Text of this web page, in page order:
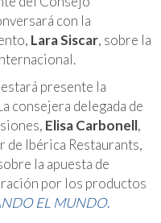
con la
Lara Siscar, sobre la
presente la
consejera delegada de
Elisa Carbonell,
de Ibérica Restaurants,
la apuesta de
por los productos
EL MUNDO.